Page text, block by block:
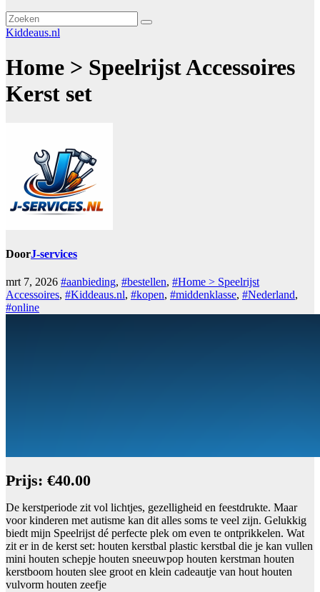
Kiddeaus.nl
Home > Speelrijst Accessoires
Kerst set
DoorJ-services
mrt 7, 2026 #aanbieding, #bestellen, #Home > Speelrijst
Accessoires, #Kiddeaus.nl, #kopen, #middenklasse, #Nederland,
#online
Prijs: €40.00
De kerstperiode zit vol lichtjes, gezelligheid en feestdrukte. Maar
voor kinderen met autisme kan dit alles soms te veel zijn. Gelukkig
biedt mijn Speelrijst dé perfecte plek om even te ontprikkelen. Wat
zit er in de kerst set: houten kerstbal plastic kerstbal die je kan vullen
mini houten schepje houten sneeuwpop houten kerstman houten
kerstboom houten slee groot en klein cadeautje van hout houten
vulvorm houten zeefje